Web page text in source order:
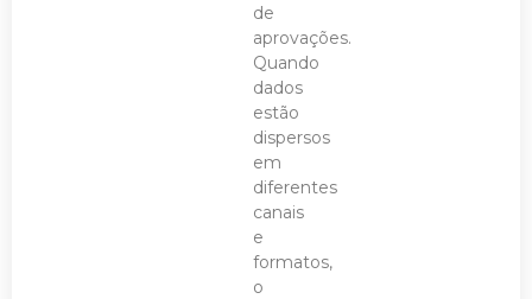
de
aprovações.
Quando
dados
estão
dispersos
em
diferentes
canais
e
formatos,
o